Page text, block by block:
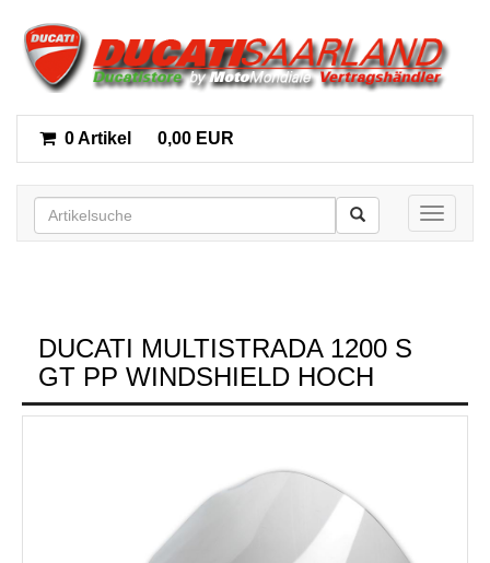
0 Artikel 0,00 EUR
Toggle
DUCATI MULTISTRADA 1200 S
GT PP WINDSHIELD HOCH